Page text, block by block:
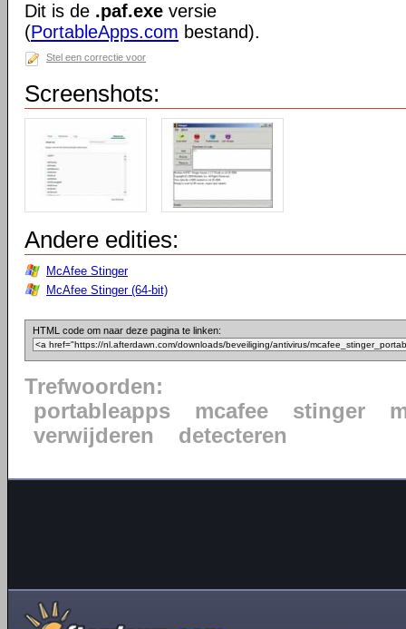
Dit is de .paf.exe versie
(PortableApps.com bestand).
Stel een correctie voor
Screenshots:
Andere edities:
McAfee Stinger
McAfee Stinger (64-bit)
HTML code om naar deze pagina te linken:
Trefwoorden:
portableapps
mcafee stinger
verwijderen
detecteren